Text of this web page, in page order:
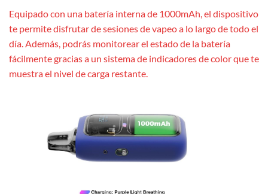
Equipado con una batería interna de 1000mAh, el dispositivo
te permite disfrutar de sesiones de vapeo a lo largo de todo el
día. Además, podrás monitorear el estado de la batería
fácilmente gracias a un sistema de indicadores de color que te
muestra el nivel de carga restante.